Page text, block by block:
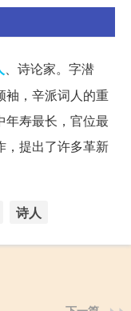
、诗论家。字潜
袖，辛派词人的重
年寿最长，官位最
，提出了许多革新
诗人